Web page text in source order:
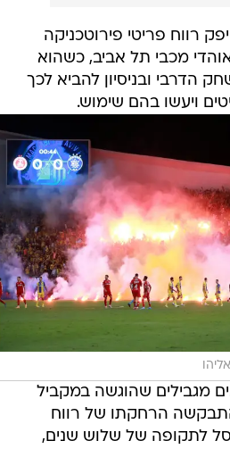
רווח פריטי פירוטכניקה
מכבי תל אביב, כשהוא
הדרבי ובניסיון להביא לכך
ויעשו בהם שימוש.
מגבילים שהוגשה במקביל
הרחקתו של רווח
לתקופה של שלוש שנים,